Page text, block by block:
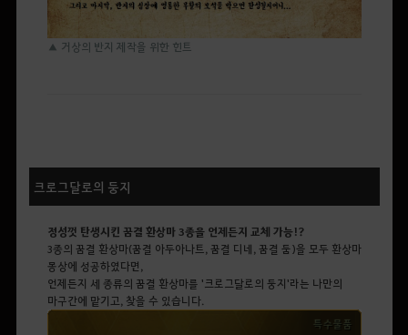
▲ 거상의 반지 제작을 위한 힌트
크로그달로의 둥지
정성껏 탄생시킨 꿈결 환상마 3종을 언제든지 교체 가능!?
3종의 꿈결 환상마(꿈결 아두아나트, 꿈결 디네, 꿈결 둠)을 모두 환상마
몽상에 성공하였다면,
언제든지 세 종류의 꿈결 환상마를 '크로그달로의 둥지'라는 나만의
마구간에 맡기고, 찾을 수 있습니다.